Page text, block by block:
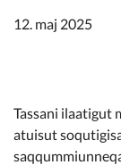
12. maj 2025
Tassani ilaatigut
atuisut